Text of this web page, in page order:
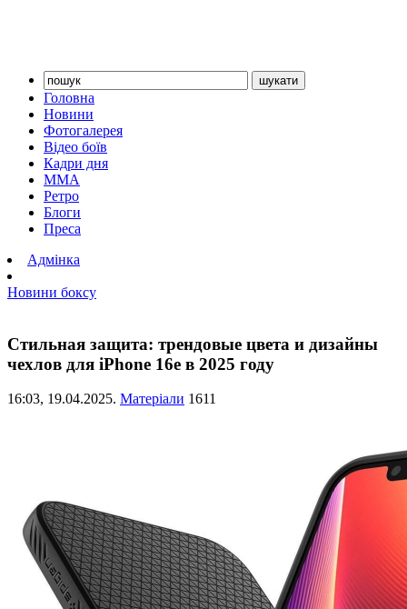
Головна
Новини
Фотогалерея
Відео боїв
Кадри дня
ММА
Ретро
Блоги
Преса
Адмінка
Новини боксу
Стильная защита: трендовые цвета и дизайны
чехлов для iPhone 16e в 2025 году
16:03, 19.04.2025. Матеріали 1611